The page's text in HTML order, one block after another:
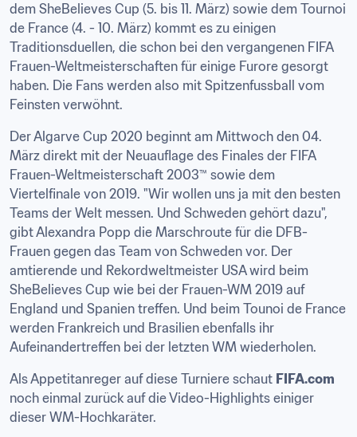
dem SheBelieves Cup (5. bis 11. März) sowie dem Tournoi
de France (4. - 10. März) kommt es zu einigen
Traditionsduellen, die schon bei den vergangenen FIFA
Frauen-Weltmeisterschaften für einige Furore gesorgt
haben. Die Fans werden also mit Spitzenfussball vom
Feinsten verwöhnt.
Der Algarve Cup 2020 beginnt am Mittwoch den 04.
März direkt mit der Neuauflage des Finales der FIFA
Frauen-Weltmeisterschaft 2003™ sowie dem
Viertelfinale von 2019. "Wir wollen uns ja mit den besten
Teams der Welt messen. Und Schweden gehört dazu",
gibt Alexandra Popp die Marschroute für die DFB-
Frauen gegen das Team von Schweden vor. Der
amtierende und Rekordweltmeister USA wird beim
SheBelieves Cup wie bei der Frauen-WM 2019 auf
England und Spanien treffen. Und beim Tounoi de France
werden Frankreich und Brasilien ebenfalls ihr
Aufeinandertreffen bei der letzten WM wiederholen.
Als Appetitanreger auf diese Turniere schaut FIFA.com
noch einmal zurück auf die Video-Highlights einiger
dieser WM-Hochkaräter.